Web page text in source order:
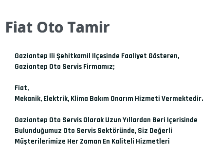
Fiat Oto Tamir
Gaziantep Ili Şehitkamil Ilçesinde Faaliyet Gösteren,
Gaziantep Oto Servis Firmamız;
Fiat,
Mekanik, Elektrik, Klima Bakım Onarım Hizmeti Vermektedir.
Gaziantep Oto Servis Olarak Uzun Yıllardan Beri Içerisinde
Bulunduğumuz Oto Servis Sektöründe, Siz Değerli
Müşterilerimize Her Zaman En Kaliteli Hizmetleri